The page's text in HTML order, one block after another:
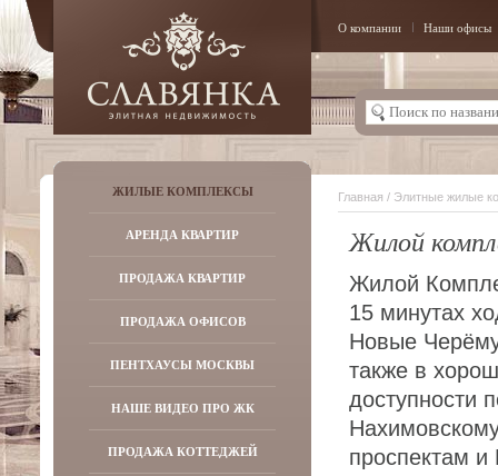
О компании Наши офисы
ЖИЛЫЕ КОМПЛЕКСЫ
АРЕНДА КВАРТИР
ПРОДАЖА КВАРТИР
ПРОДАЖА ОФИСОВ
ПЕНТХАУСЫ МОСКВЫ
НАШЕ ВИДЕО ПРО ЖК
ПРОДАЖА КОТТЕДЖЕЙ
Главная / Элитные жилые
Жилой
Жилой
15 минутах
Новые
также в
доступности
проспектам